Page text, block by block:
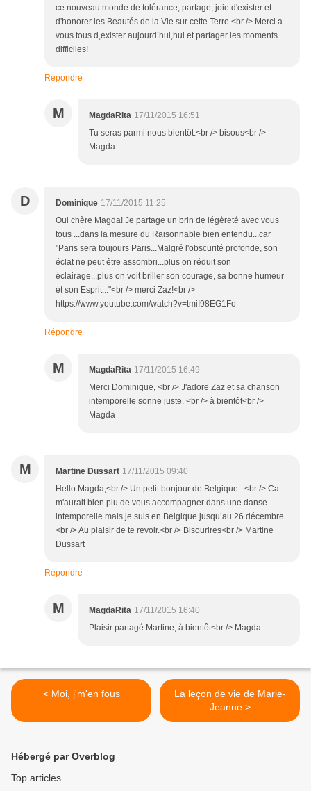
ce nouveau monde de tolérance, partage, joie d'exister et
d'honorer les Beautés de la Vie sur cette Terre.<br /> Merci a
vous tous d,exister aujourd’hui,hui et partager les moments
difficiles!
Répondre
M MagdaRita 17/11/2015 16:51
Tu seras parmi nous bientôt.<br /> bisous<br />
Magda
D Dominique 17/11/2015 11:25
Oui chère Magda! Je partage un brin de légèreté avec vous
tous ...dans la mesure du Raisonnable bien entendu...car
"Paris sera toujours Paris...Malgré l'obscurité profonde, son
éclat ne peut être assombri...plus on réduit son
éclairage...plus on voit briller son courage, sa bonne humeur
et son Esprit..."<br /> merci Zaz!<br />
https://www.youtube.com/watch?v=tmiI98EG1Fo
Répondre
M MagdaRita 17/11/2015 16:49
Merci Dominique, <br /> J'adore Zaz et sa chanson
intemporelle sonne juste. <br /> à bientôt<br />
Magda
M Martine Dussart 17/11/2015 09:40
Hello Magda,<br /> Un petit bonjour de Belgique...<br /> Ca
m'aurait bien plu de vous accompagner dans une danse
intemporelle mais je suis en Belgique jusqu’au 26 décembre.
<br /> Au plaisir de te revoir.<br /> Bisourires<br /> Martine
Dussart
Répondre
M MagdaRita 17/11/2015 16:40
Plaisir partagé Martine, à bientôt<br /> Magda
< Moi, j'm'en fous
La leçon de vie de Marie-
Jeanne >
Hébergé par Overblog
Top articles